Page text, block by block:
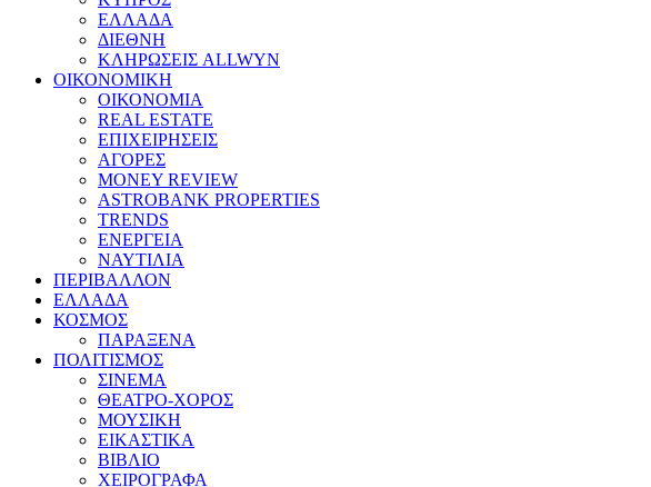
ΕΛΛΑΔΑ
ΔΙΕΘΝΗ
ΚΛΗΡΩΣΕΙΣ ALLWYN
ΟΙΚΟΝΟΜΙΚΗ
ΟΙΚΟΝΟΜΙΑ
REAL ESTATE
ΕΠΙΧΕΙΡΗΣΕΙΣ
ΑΓΟΡΕΣ
MONEY REVIEW
ASTROBANK PROPERTIES
TRENDS
ΕΝΕΡΓΕΙΑ
ΝΑΥΤΙΛΙΑ
ΠΕΡΙΒΑΛΛΟΝ
ΕΛΛΑΔΑ
ΚΟΣΜΟΣ
ΠΑΡΑΞΕΝΑ
ΠΟΛΙΤΙΣΜΟΣ
ΣΙΝΕΜΑ
ΘΕΑΤΡΟ-ΧΟΡΟΣ
ΜΟΥΣΙΚΗ
ΕΙΚΑΣΤΙΚΑ
ΒΙΒΛΙΟ
ΧΕΙΡΟΓΡΑΦΑ